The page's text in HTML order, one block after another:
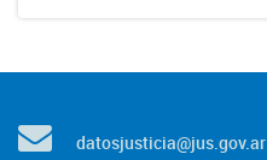
datosjusticia@jus.gov.ar